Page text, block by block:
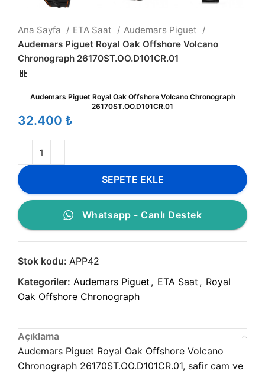
Ana Sayfa ETA Saat
Audemars Piguet
Audemars Piguet Royal Oak Offshore Volcano
Chronograph 26170ST.OO.D101CR.01
Audemars Piguet Royal Oak Offshore Volcano Chronograph
26170ST.OO.D101CR.01
₺
SEPETE EKLE
Whatsapp - Canlı Destek
Stok kodu: APP42
Kategoriler: Audemars Piguet , ETA Saat , Royal
Oak Offshore Chronograph
Açıklama
Audemars Piguet Royal Oak Offshore Volcano
Chronograph 26170ST.OO.D101CR.01, safir cam ve